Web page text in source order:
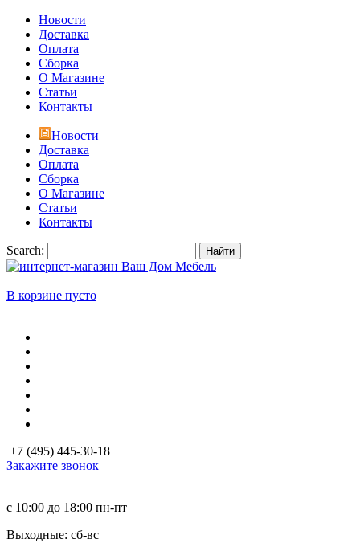
Новости
Доставка
Оплата
Сборка
О Магазине
Статьи
Контакты
Новости
Доставка
Оплата
Сборка
О Магазине
Статьи
Контакты
Search: Найти
В корзине пусто
+7 (495) 445-30-18
Закажите звонок
с 10:00 до 18:00 пн-пт
Выходные: сб-вc